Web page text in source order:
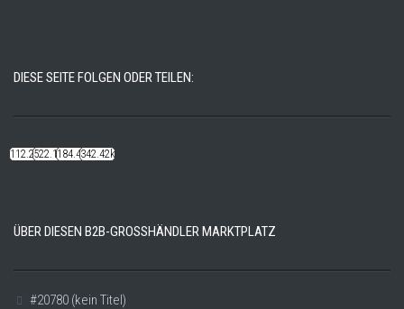
DIESE SEITE FOLGEN ODER TEILEN:
112.22k522.14k184.48k342.42k
ÜBER DIESEN B2B-GROSSHÄNDLER MARKTPLATZ
#20780 (kein Titel)